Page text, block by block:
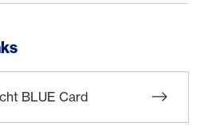
BLUE Card